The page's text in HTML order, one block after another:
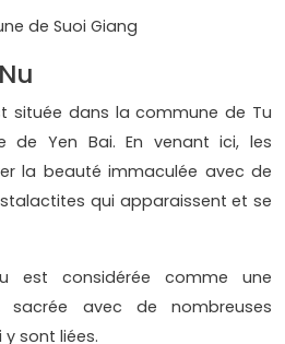
de Suoi Giang
située dans la commune de Tu
de Yen Bai. En venant ici, les
la beauté immaculée avec de
qui apparaissent et se
est considérée comme une
sacrée avec de nombreuses
sont liées.